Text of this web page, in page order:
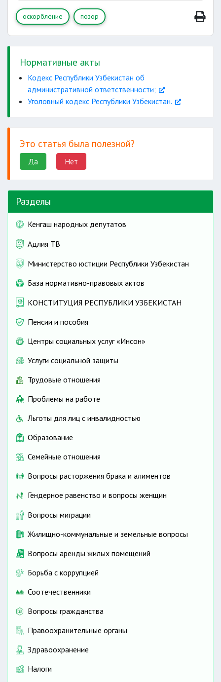
в связи с выполнением потерпевшим своего
служебного или гражданского долга
оскорбление позор
Нормативные акты
Кодекс Республики Узбекистан об
административной ответственности;
Уголовный кодекс Республики Узбекистан.
Это статья была полезной?
Да Нет
Разделы
Кенгаш народных депутатов
Адлия ТВ
Министерство юстиции Республики Узбекистан
База нормативно-правовых актов
КОНСТИТУЦИЯ РЕСПУБЛИКИ УЗБЕКИСТАН
Пенсии и пособия
Центры социальных услуг «Инсон»
Услуги социальной защиты
Трудовые отношения
Проблемы на работе
Льготы для лиц с инвалидностью
Образование
Семейные отношения
Вопросы расторжения брака и алиментов
Гендерное равенство и вопросы женщин
Вопросы миграции
Жилищно-коммунальные и земельные вопросы
Вопросы аренды жилых помещений
Борьба с коррупцией
Соотечественники
Вопросы гражданства
Правоохранительные органы
Здравоохранение
Налоги